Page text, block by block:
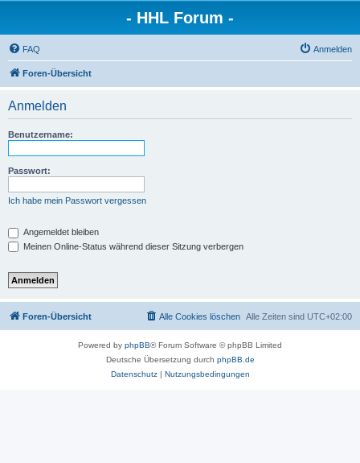
- HHL Forum -
FAQ Anmelden
Foren-Übersicht
Anmelden
Benutzername:
Passwort:
Ich habe mein Passwort vergessen
Angemeldet bleiben
Meinen Online-Status während dieser Sitzung verbergen
Foren-Übersicht Alle Zeiten sind UTC+02:00
Alle Cookies löschen
Powered by phpBB® Forum Software © phpBB Limited
Deutsche Übersetzung durch phpBB.de
Datenschutz| Nutzungsbedingungen